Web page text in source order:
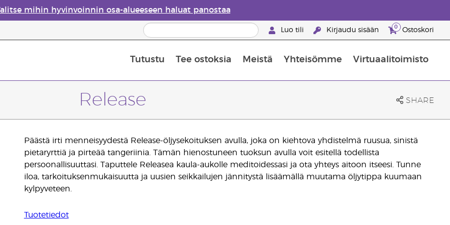
mihin hyvinvoinnin osa-alueeseen haluat panostaa
Luo tili Kirjaudu sisään 0 Ostoskori
Tutustu Tee ostoksia Meistä Yhteisömme Virtuaalitoimisto
Release SHARE
Päästä irti menneisyydestä Release-öljysekoituksen avulla, joka on kiehtova yhdistelmä ruusua, sinistä
pietaryrttiä ja pirteää tangeriinia. Tämän hienostuneen tuoksun avulla voit esitellä todellista
persoonallisuuttasi. Taputtele Releasea kaula-aukolle meditoidessasi ja ota yhteys aitoon itseesi. Tunne
iloa, tarkoituksenmukaisuutta ja uusien seikkailujen jännitystä lisäämällä muutama öljytippa kuumaan
kylpyveteen.
Tuotetiedot